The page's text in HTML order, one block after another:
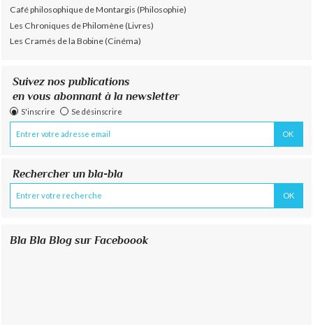
Café philosophique de Montargis (Philosophie)
Les Chroniques de Philomène (Livres)
Les Cramés de la Bobine (Cinéma)
Suivez nos publications
en vous abonnant à la newsletter
S'inscrire Se désinscrire
Rechercher un bla-bla
Bla Bla Blog sur Faceboook